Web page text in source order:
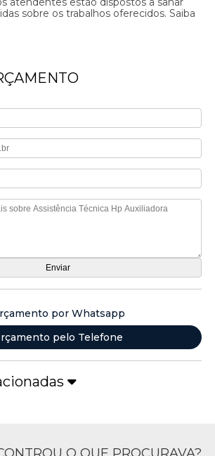
sobre os trabalhos oferecidos. Saiba
por Whatsapp
pelo Telefone